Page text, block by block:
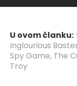
U ovom članku:
Inglourious
Spy Game, The
Troy